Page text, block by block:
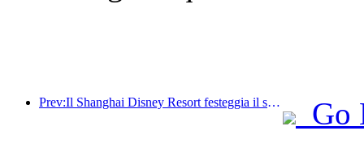
Prev:Il Shanghai Disney Resort festeggia il suo decimo anniversario, avendo accolto finora oltre 100 milioni di visitatori.
Go